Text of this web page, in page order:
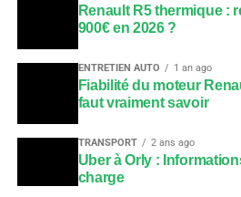
Renault R5 thermique :
900€ en 2026 ?
ENTRETIEN AUTO 1 an ago
Fiabilité du moteur
faut vraiment savoir
TRANSPORT 2 ans ago
Uber à Orly :
charge